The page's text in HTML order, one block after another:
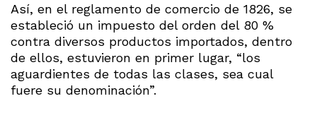
Así, en el reglamento de comercio de 1826, se
estableció un impuesto del orden del 80 %
contra diversos productos importados, dentro
de ellos, estuvieron en primer lugar, “los
aguardientes de todas las clases, sea cual
fuere su denominación”.